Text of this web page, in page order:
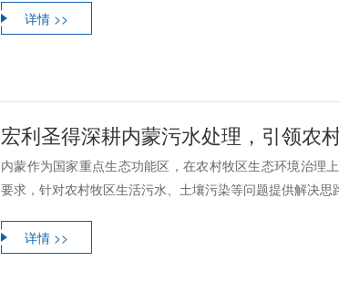
详情 >>
宏利圣得深耕内蒙污水处理，引领农
内蒙作为国家重点生态功能区，在农村牧区生态环境治理
要求，针对农村牧区生活污水、土壤污染等问题提供解决
详情 >>